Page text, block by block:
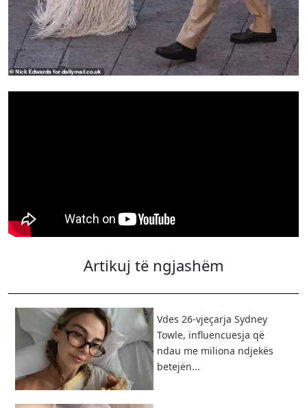
Artikuj të ngjashëm
Vdes 26-vjeçarja Sydney
Towle, influencuesja që
ndau me miliona ndjekës
betejën...